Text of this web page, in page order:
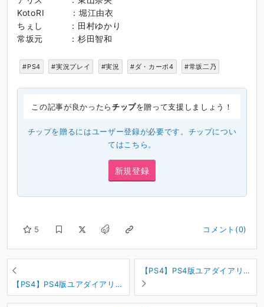
KotoRI ：堀江由衣
ちぇし ：田村ゆかり
常坂元 ：杉田智和
#PS4 #実況プレイ #実況 #ダ・カーポ4 #常坂二乃
この記事が良かったらチップを贈って支援しましょう！
チップを贈るにはユーザー登録が必要です。チップについ
ては こちら 。
新規登録
5 コメント(0)
【PS4】PS4版ユアダイアリー
+の体験版を実況する #21
【PS4】PS4版ユアダイアリー